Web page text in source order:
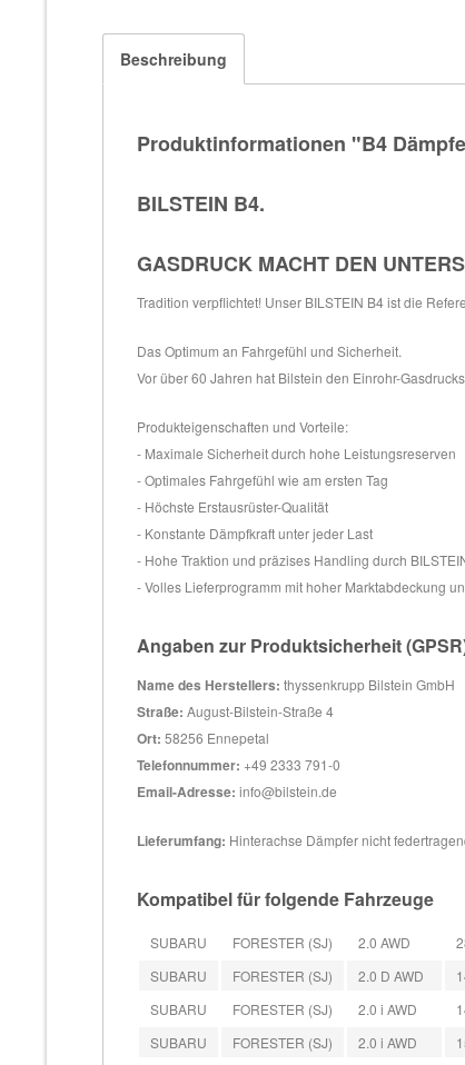
Beschreibung
Produktinformationen "B4
BILSTEIN B4.
GASDRUCK MACHT DEN
Tradition verpflichtet! Unser BILSTEIN B4 ist die
Das Optimum an Fahrgefühl und Sicherheit.
Vor über 60 Jahren hat Bilstein den Einrohr-
Produkteigenschaften und Vorteile:
- Maximale Sicherheit durch hohe Leistungsreserven
- Optimales Fahrgefühl wie am ersten Tag
- Höchste Erstausrüster-Qualität
- Konstante Dämpfkraft unter jeder Last
- Hohe Traktion und präzises Handling durch
- Volles Lieferprogramm mit hoher Marktabdeckung
Angaben zur Produktsicherheit
Name des Herstellers: thyssenkrupp Bilstein GmbH
Straße: August-Bilstein-Straße 4
Ort: 58256 Ennepetal
Telefonnummer: +49 2333 791-0
Email-Adresse: info@bilstein.de
Lieferumfang: Hinterachse Dämpfer nicht
Kompatibel für folgende Fahrzeuge
SUBARU FORESTER (SJ) 2.0 AWD
SUBARU
FORESTER (SJ) 2.0 D AWD
SUBARU
FORESTER (SJ) 2.0 i AWD
SUBARU
FORESTER (SJ) 2.0 i AWD